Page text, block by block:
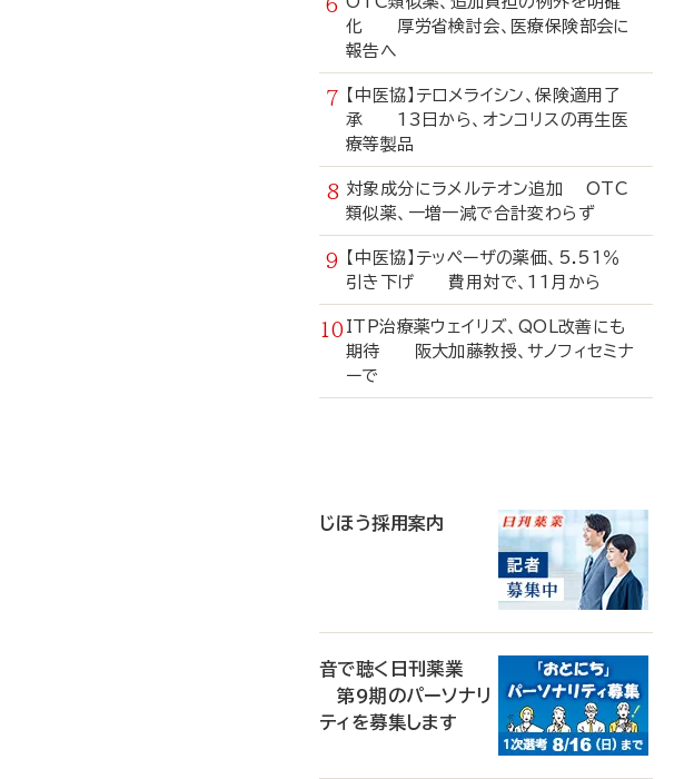
化 厚労省検討会、医療保険部会に
報告へ
【中医協】テロメライシン、保険適用了
承 13日から、オンコリスの再生医
療等製品
対象成分にラメルテオン追加 OTC
類似薬、一増一減で合計変わらず
【中医協】テッペーザの薬価、5.51％
引き下げ 費用対で、11月から
ITP治療薬ウェイリズ、QOL改善にも
期待 阪大加藤教授、サノフィセミナ
ーで
じほう採用案内
音で聴く日刊薬業
第9期のパーソナリ
ティを募集します